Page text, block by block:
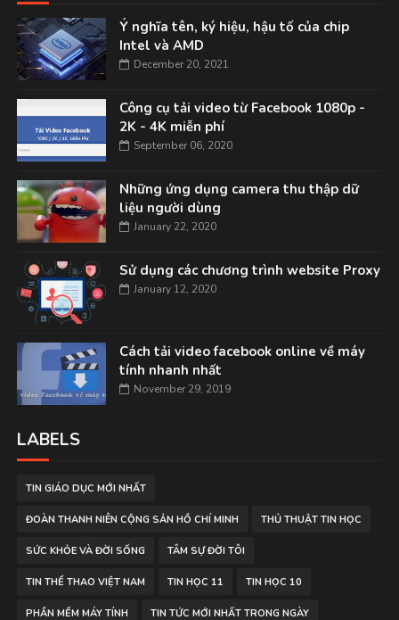
Ý nghĩa tên, ký hiệu, hậu tố của chip
Intel và AMD
December 20, 2021
Công cụ tải video từ Facebook 1080p -
2K - 4K miễn phí
September 06, 2020
Những ứng dụng camera thu thập dữ
liệu người dùng
January 22, 2020
Sử dụng các chương trình website Proxy
January 12, 2020
Cách tải video facebook online về máy
tính nhanh nhất
November 29, 2019
LABELS
TIN GIÁO DỤC MỚI NHẤT
ĐOÀN THANH NIÊN CỘNG SẢN HỒ CHÍ MINH THỦ THUẬT TIN HỌC
SỨC KHỎE VÀ ĐỜI SỐNG TÂM SỰ ĐỜI TÔI
TIN THỂ THAO VIỆT NAM TIN HỌC 11 TIN HỌC 10
PHẦN MỀM MÁY TÍNH TIN TỨC MỚI NHẤT TRONG NGÀY